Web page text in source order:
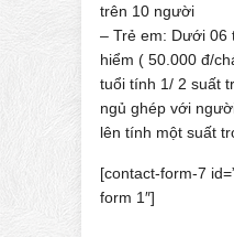
trên 10 người
– Trẻ em: Dưới 06
hiểm ( 50.000 đ/
tuổi tính 1/ 2 suất
ngủ ghép với
lên tính một suất
[contact-form-7
form 1″]